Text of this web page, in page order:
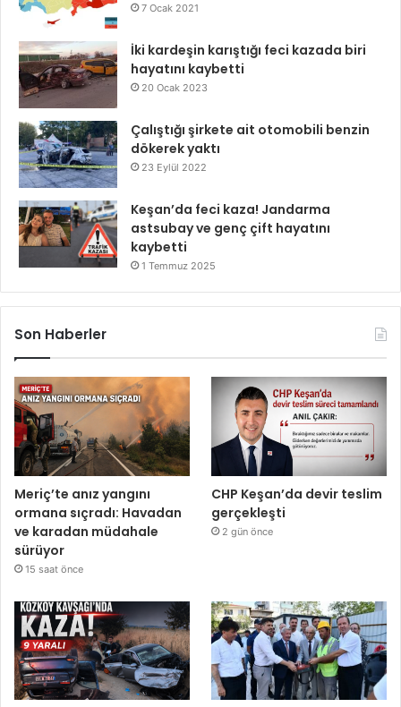
7 Ocak 2021
İki kardeşin karıştığı feci kazada biri
hayatını kaybetti
20 Ocak 2023
Çalıştığı şirkete ait otomobili benzin
dökerek yaktı
23 Eylül 2022
Keşan’da feci kaza! Jandarma
astsubay ve genç çift hayatını
kaybetti
1 Temmuz 2025
Son Haberler
Meriç’te anız yangını
ormana sıçradı: Havadan
ve karadan müdahale
sürüyor
15 saat önce
CHP Keşan’da devir teslim
gerçekleşti
2 gün önce